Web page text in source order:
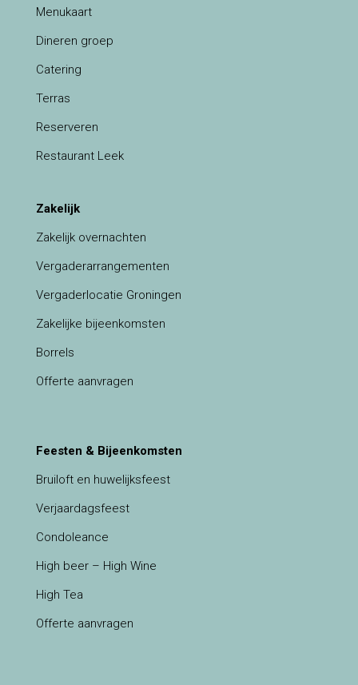
Menukaart
Dineren groep
Catering
Terras
Reserveren
Restaurant Leek
Zakelijk
Zakelijk overnachten
Vergaderarrangementen
Vergaderlocatie Groningen
Zakelijke bijeenkomsten
Borrels
Offerte aanvragen
Feesten & Bijeenkomsten
Bruiloft en huwelijksfeest
Verjaardagsfeest
Condoleance
High beer – High Wine
High Tea
Offerte aanvragen